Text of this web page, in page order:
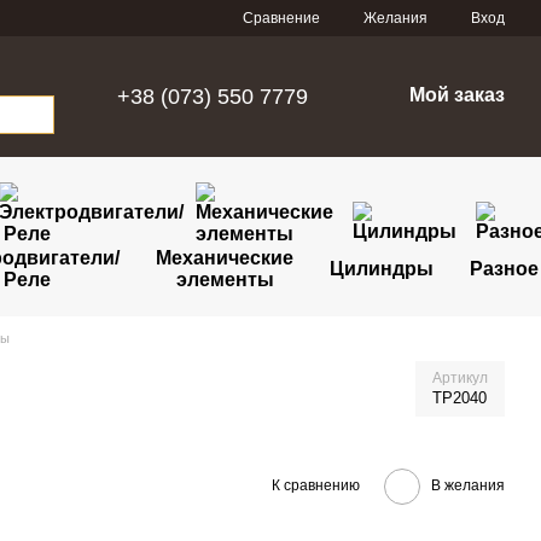
Сравнение Желания Вход
+38 (073) 550 7779 Мой заказ
Реле
Механические
элементы
Цилиндры Разное
Артикул
TP2040
К сравнению В желания